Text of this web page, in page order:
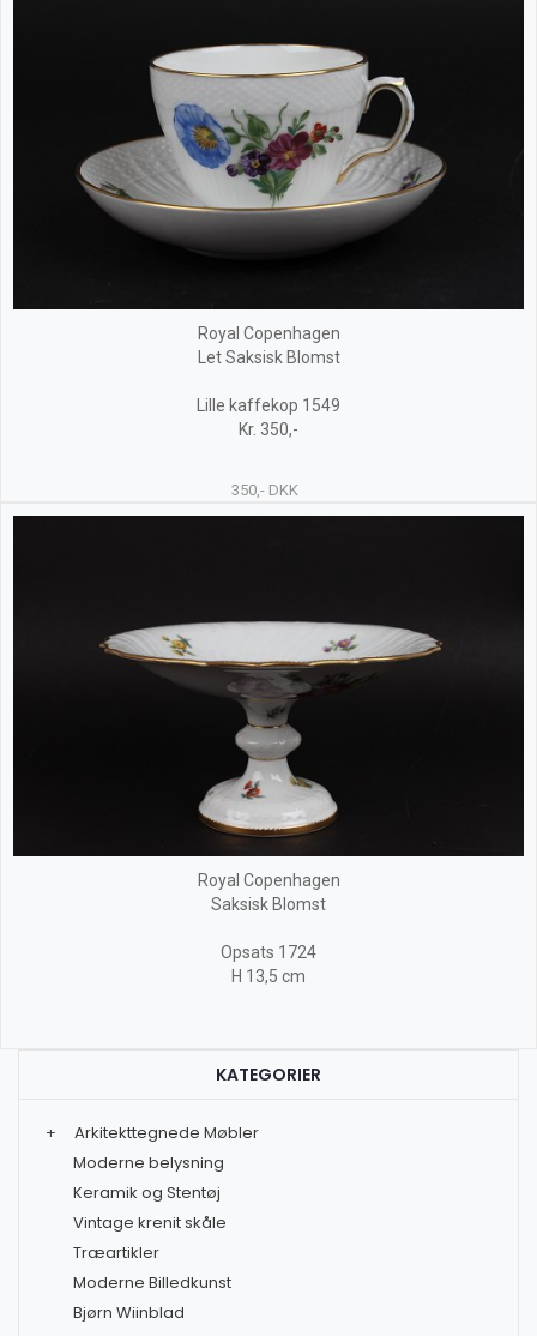
Royal Copenhagen
Let Saksisk Blomst
Lille kaffekop 1549
Kr. 350,-
350,- DKK
Royal Copenhagen
Saksisk Blomst
Opsats 1724
H 13,5 cm
KATEGORIER
+
Arkitekttegnede Møbler
Moderne belysning
Keramik og Stentøj
Vintage krenit skåle
Træartikler
Moderne Billedkunst
Bjørn Wiinblad